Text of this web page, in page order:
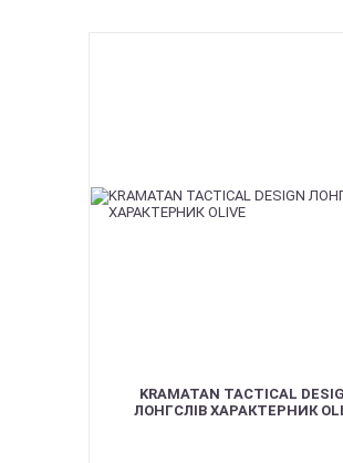
KRAMATAN TACTICAL
ЛОНГСЛІВ ХАРАКТЕРНИК